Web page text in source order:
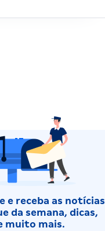
e receba as notícias
da semana, dicas,
muito mais.